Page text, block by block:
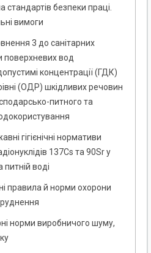
безпеки праці.
вимоги
3 до санітарних
поверхневих вод
концентрації (ГДК)
(ОДР) шкідливих речовин
питного та
гігієнічні нормативи
137Cs та 90Sr у
воді
правила й норми охорони
норми виробничого шуму,